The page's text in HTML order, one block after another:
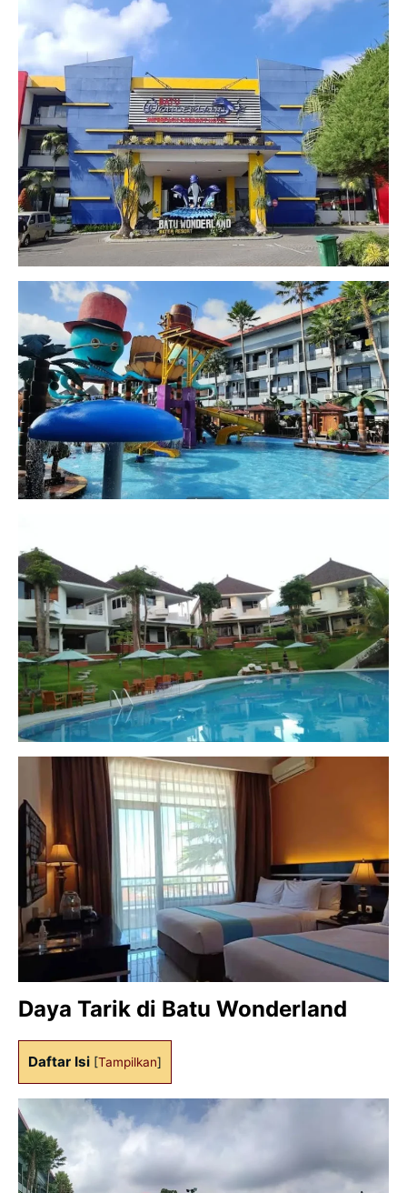
Daya Tarik di Batu Wonderland
Daftar Isi [Tampilkan]